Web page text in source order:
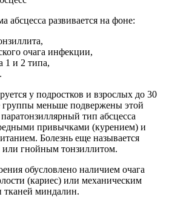
абсцесса развивается на фоне:
очага инфекции,
1 и 2 типа,
у подростков и взрослых до 30
группы меньше подвержены этой
тип абсцесса
привычками (курением) и
Болезнь еще называется
гнойным тонзиллитом.
обусловлено наличием очага
(кариес) или механическим
тканей миндалин.